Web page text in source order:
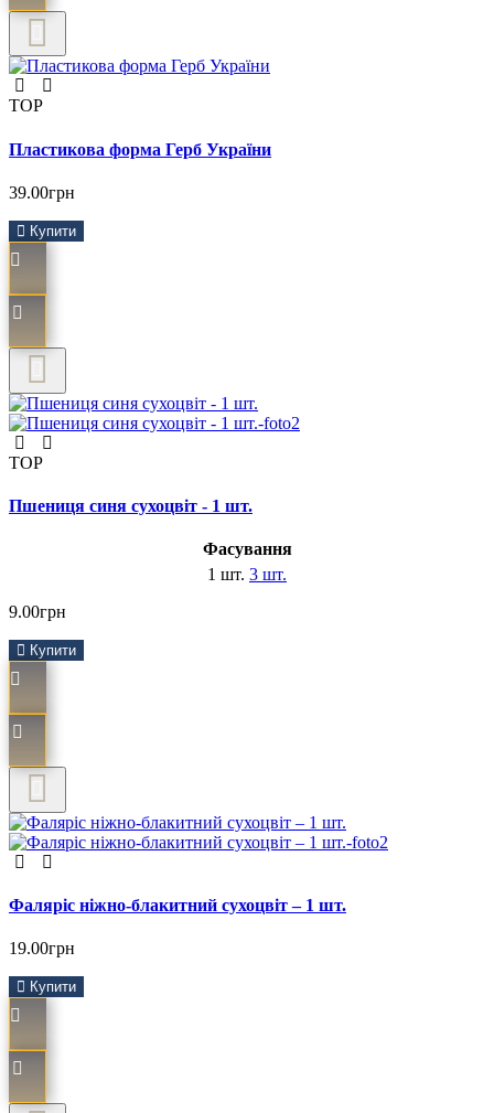
TOP
Пластикова форма Герб України
39.00грн
Купити
TOP
Пшениця синя сухоцвіт - 1 шт.
Фасування
1 шт. 3 шт.
9.00грн
Купити
Фаляріс ніжно-блакитний сухоцвіт – 1 шт.
19.00грн
Купити